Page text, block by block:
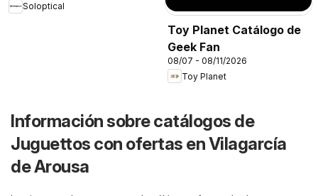
Soloptical
Toy Planet Catálogo de
Geek Fan
08/07 - 08/11/2026
Toy Planet
Información sobre catálogos de
Juguettos con ofertas en Vilagarcía
de Arousa